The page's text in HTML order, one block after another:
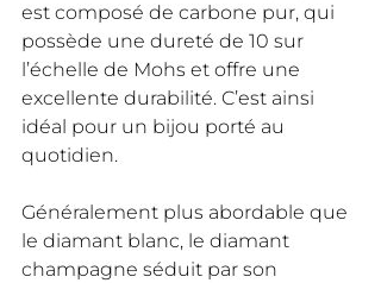
est composé de carbone pur, qui
possède une dureté de 10 sur
l’échelle de Mohs et offre une
excellente durabilité. C’est ainsi
idéal pour un bijou porté au
quotidien.
Généralement plus abordable que
le diamant blanc, le diamant
champagne séduit par son